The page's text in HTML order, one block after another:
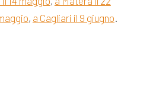
, a Cagliari il 9 giugno.